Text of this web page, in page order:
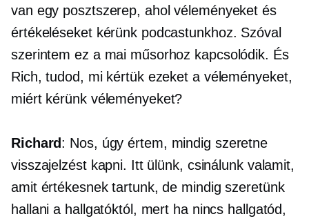
van egy posztszerep, ahol véleményeket és
értékeléseket kérünk podcastunkhoz. Szóval
szerintem ez a mai műsorhoz kapcsolódik. És
Rich, tudod, mi kértük ezeket a véleményeket,
miért kérünk véleményeket?
Richard: Nos, úgy értem, mindig szeretne
visszajelzést kapni. Itt ülünk, csinálunk valamit,
amit értékesnek tartunk, de mindig szeretünk
hallani a hallgatóktól, mert ha nincs hallgatód,